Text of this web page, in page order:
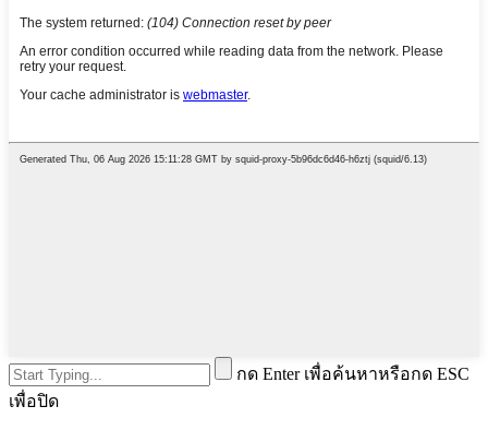
กด Enter เพื่อค้นหาหรือกด ESC
เพื่อปิด